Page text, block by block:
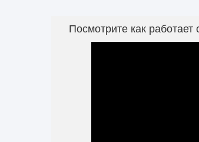
Посмотрите как работает